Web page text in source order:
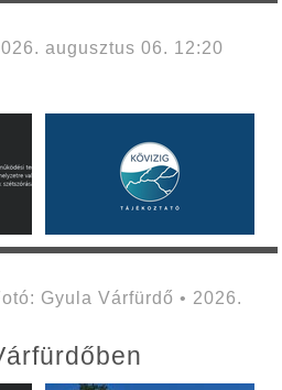
augusztus 06. 12:20
Gyula Várfürdő • 2026.